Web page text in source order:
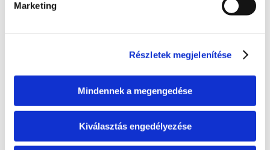
Marketing
Részletek megjelenítése
Mindennek a megengedése
Kiválasztás engedélyezése
2026. június 24., szerda
Folyamatban
Kezelve